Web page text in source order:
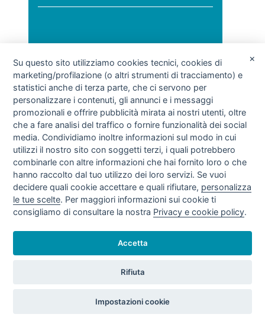
TARIFFE VENDITE GAS NATURALE I
TRIMESTRE 2021 (GEN - MAR/21)
Su questo sito utilizziamo cookies tecnici, cookies di
marketing/profilazione (o altri strumenti di tracciamento) e
statistici anche di terza parte, che ci servono per
personalizzare i contenuti, gli annunci e i messaggi
promozionali e offrire pubblicità mirata ai nostri utenti, oltre
che a fare analisi del traffico o fornire funzionalità dei social
media. Condividiamo inoltre informazioni sul modo in cui
utilizzi il nostro sito con soggetti terzi, i quali potrebbero
combinarle con altre informazioni che hai fornito loro o che
hanno raccolto dal tuo utilizzo dei loro servizi. Se vuoi
decidere quali cookie accettare e quali rifiutare, personalizza
le tue scelte. Per maggiori informazioni sui cookie ti
consigliamo di consultare la nostra Privacy e cookie policy.
Accetta
Rifiuta
Impostazioni cookie
×